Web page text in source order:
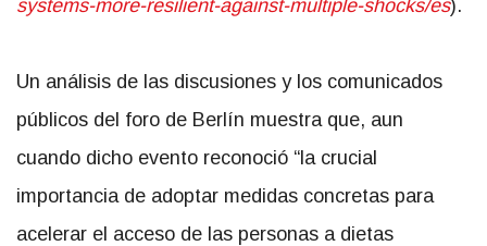
systems-more-resilient-against-multiple-shocks/es).
Un análisis de las discusiones y los comunicados
públicos del foro de Berlín muestra que, aun
cuando dicho evento reconoció “la crucial
importancia de adoptar medidas concretas para
acelerar el acceso de las personas a dietas